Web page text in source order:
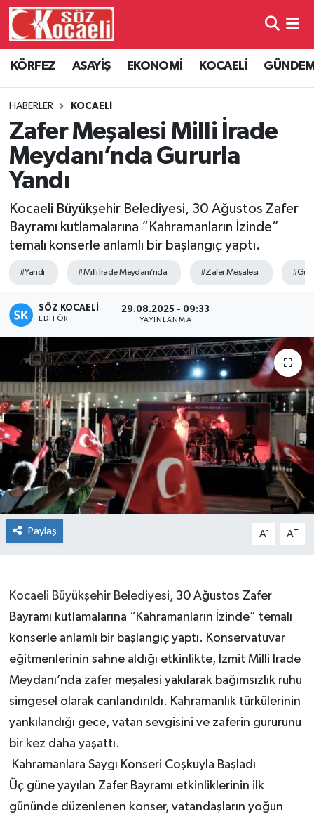
KÖRFEZ ASAYİŞ EKONOMİ KOCAELİ
HABERLER KOCAELİ
Zafer Meşalesi Milli İrade
Meydanı’nda Gururla
Yandı
Kocaeli Büyükşehir Belediyesi, 30 Ağustos Zafer
Bayramı kutlamalarına “Kahramanların İzinde”
temalı konserle anlamlı bir başlangıç yaptı.
#Yandı #Milli İrade Meydanı’nda #Zafer Meşalesi
SÖZ KOCAELI
EDITÖR
29.08.2025 - 09:33
YAYINLANMA
Paylaş A- A+
Kocaeli Büyükşehir Belediyesi, 30 Ağustos Zafer
Bayramı kutlamalarına “Kahramanların İzinde” temalı
konserle anlamlı bir başlangıç yaptı. Konservatuvar
eğitmenlerinin sahne aldığı etkinlikte, İzmit Milli İrade
Meydanı’nda zafer meşalesi yakılarak bağımsızlık ruhu
simgesel olarak canlandırıldı. Kahramanlık türkülerinin
yankılandığı gece, vatan sevgisini ve zaferin gururunu
bir kez daha yaşattı.
Kahramanlara Saygı Konseri Coşkuyla Başladı
Üç güne yayılan Zafer Bayramı etkinliklerinin ilk
gününde düzenlenen konser, vatandaşların yoğun
Kocaeli Hava Durumu
Kocaeli Namaz Vakitleri
Kocaeli Trafik Yoğunluk Haritası
Tüm Manşetler
Son Dakika Haberleri
Haber Arşivi